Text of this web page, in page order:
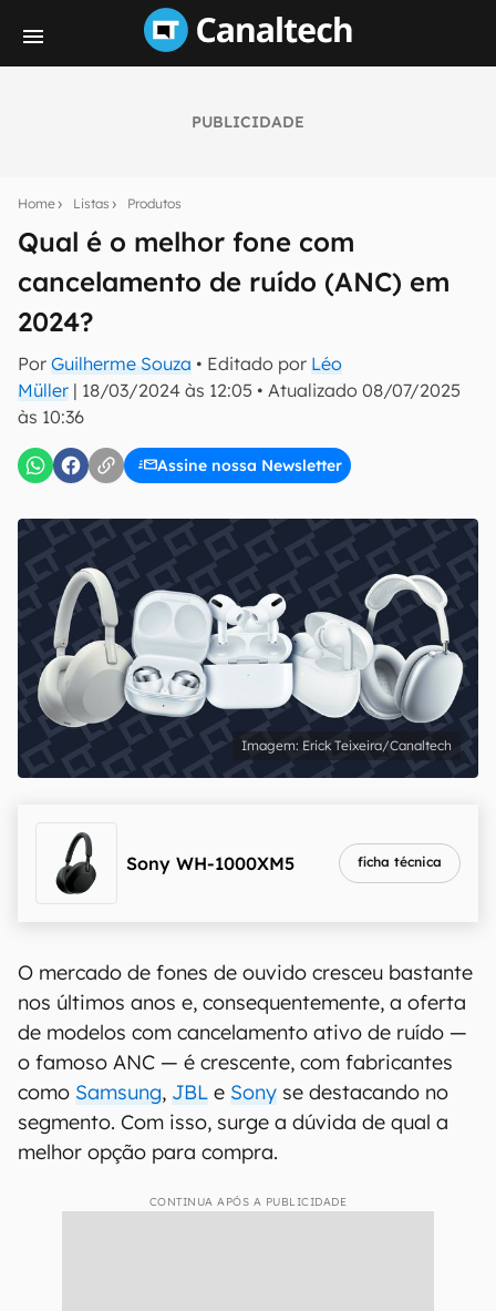
PUBLICIDADE
Home Listas Produtos
Qual é o melhor fone com
cancelamento de ruído (ANC) em
2024?
Por Guilherme Souza • Editado por Léo
Müller | 18/03/2024 às 12:05 • Atualizado 08/07/2025
às 10:36
Assine nossa Newsletter
notícias e reviews sobre tecnologia em primeira
mão.
E-mail
inscreva-se
Uso e Política de Privacidade do Canaltech.
Erick Teixeira/Canaltech
Sony WH-1000XM5 ficha técnica
O mercado de fones de ouvido cresceu bastante
nos últimos anos e, consequentemente, a oferta
de modelos com cancelamento ativo de ruído —
o famoso ANC — é crescente, com fabricantes
como Samsung, JBL e Sony se destacando no
segmento. Com isso, surge a dúvida de qual a
melhor opção para compra.
CONTINUA APÓS A PUBLICIDADE